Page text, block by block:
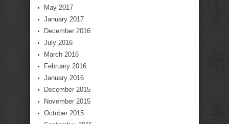
May 2017
January 2017
December 2016
July 2016
March 2016
February 2016
January 2016
December 2015
November 2015
October 2015